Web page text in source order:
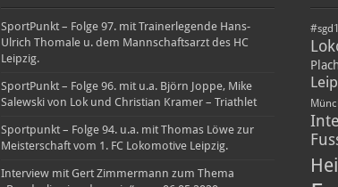
SportPunkt – Folge 97. mit Trainerlegende Hans-
Ulrich Thomale u. dem Mannschaftsarzt des HC
Leipzig.
SportPunkt – Folge 96. mit u.a. Björn Joppe, Mike
Salewski von Lok und Christian Kramer – Triathlet
Sportpunkt – Folge 94. u.a. mit Thomas Löwe zur
Meisterschaft vom 1. FC Lokomotive Leipzig.
Interview mit Gert Zimmermann zum Thema